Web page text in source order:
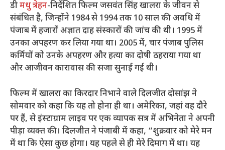
डीमधु त्रेहन-निर्देशित फिल्म जसवंत सिंह खालरा के जीवन से
संबंधित है, जिन्होंने 1984 से 1994 तक 10 साल की अवधि में
पंजाब में हजारों अज्ञात दाह संस्कारों की जांच की थी। 1995 में
उनका अपहरण कर लिया गया था। 2005 में, चार पंजाब पुलिस
कर्मियों को उनके अपहरण और हत्या का दोषी ठहराया गया था
और आजीवन कारावास की सजा सुनाई गई थी।
फिल्म में खालरा का किरदार निभाने वाले दिलजीत दोसांझ ने
सोमवार को कहा कि यह तो होना ही था। अमेरिका, जहां वह दौरे
पर हैं, से इंस्टाग्राम लाइव पर एक व्यापक सत्र में अभिनेता ने अपनी
पीड़ा व्यक्त की। दिलजीत ने पंजाबी में कहा, “शुक्रवार को मेरे मन
में था कि ऐसा कुछ होगा। यह पहले से ही मेरे दिमाग में था। यह